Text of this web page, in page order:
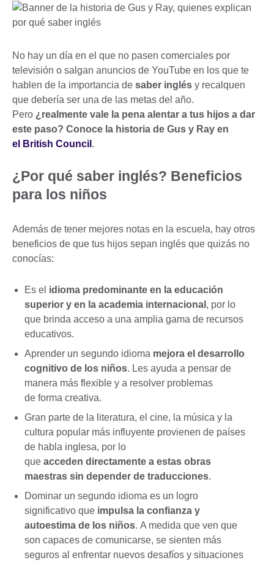
No hay un día en el que no pasen comerciales por
televisión o salgan anuncios de YouTube en los que te
hablen de la importancia de saber inglés y recalquen
que debería ser una de las metas del año.
Pero ¿realmente vale la pena alentar a tus hijos a dar
este paso? Conoce la historia de Gus y Ray en
el British Council .
¿Por qué saber inglés? Beneficios
para los niños
Además de tener mejores notas en la escuela, hay otros
beneficios de que tus hijos sepan inglés que quizás no
conocías:
Es el idioma predominante en la educación
superior y en la academia internacional , por lo
que brinda acceso a una amplia gama de recursos
educativos.
Aprender un segundo idioma mejora el desarrollo
cognitivo de los niños. Les ayuda a pensar de
manera más flexible y a resolver problemas
de forma creativa.
Gran parte de la literatura, el cine, la música y la
cultura popular más influyente provienen de países
de habla inglesa, por lo
que acceden directamente a estas obras
maestras sin depender de traducciones.
Dominar un segundo idioma es un logro
significativo que impulsa la confianza y
autoestima de los niños. A medida que ven que
son capaces de comunicarse, se sienten más
seguros al enfrentar nuevos desafíos y situaciones